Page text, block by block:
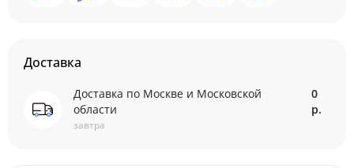
Доставка
Доставка по Москве и Московской
области
завтра
0
р.